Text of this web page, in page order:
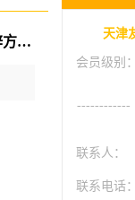
友发方钢管厂60*6080x80100x100120x120镀锌方管规格型号尺寸表
天津
会员级别：
------------
联系人：
联系电话：